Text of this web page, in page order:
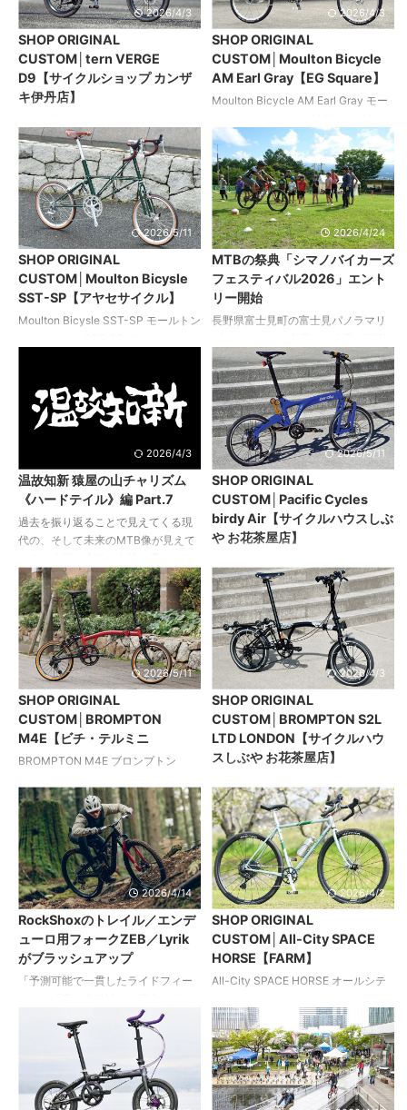
んでいるオーナー。 ほかに所有して
いる自転車は暗い車体色のモデルが
多かったため「銀ピカの自転車で走
ったら気持ちがいいはず」と一念発
起。 新たな相棒として迎えたバーデ
ィークラシックエヴォには、カラー
光沢を放つブリランテシルバーを選
択した。 あえてバトンホイールの ...
ル。 「長くつき合う」ことに主軸を
置いたカスタムのコンセプトから、
フェンダーやテンショナーを樹脂パ
ーツからアルミパーツに換装するな
ど、その方向性は明確化されてい
る。 モノトーンの車体色にカラーパ
しつつ、ワンポイントとしてヘッド
パーツにのみピンクのアイテムを ...
2026/4/3
SHOP ORIGINAL
CUSTOM│tern VERGE
D9【サイクルショップ カンザ
キ伊丹店】
D9 冒険旅を可能にする折りたたみグ
ラベルバイク 「折りたたみできるグ
ラベルミニベロ」をコンセプトにし
たショップのデモバイク。ノーマル
のフラットバーからドロップハンド
ル化し、駆動系のコンポーネントは
信頼性の高いシマノのパーツを採用
して2×10段変速へアップグレード。
タイヤ＆ホイールはあえて
ETRTO451からインチダウンし、ワ
イドタイヤをセットすることでグラ
び ...
2026/4/3
SHOP ORIGINAL
CUSTOM│Moulton Bicycle
AM Earl Gray【EG Square】
Moulton Bicycle AM Earl Gray モー
（ブルックス150アニバーサリーエデ
ィション） 希少なアニバーサリーモ
デルをさらなる特別仕様に 複数台の
モールトンを乗り継いでいる女性オ
ーナーがいちばん気に入っていると
いうアールグレイカラーの限定モデ
ル。 2段変速ということもあり、街
乗り仕様としての使い勝手を優先さ
せながら好みのパーツを厳選したカ
スタマイズを施した。代々愛用して
いるシンクロスのクランクをメイン
たアクセサリーや ...
2026/5/11
SHOP ORIGINAL
CUSTOM│Moulton Bicysle
SST-SP【アヤセサイクル】
Moulton Bicysle SST-SP モールトン
にカンパニョーロのコンポーネント
を主とするシルバーパーツを組み合
わせることで、車体に美しいコント
ラストを生み出す。アヤセサイクル
が得意とする手法ながら、すでにデ
ッドストックとなったアイテムが大
半で、同様のスペックで仕上げるこ
とは困難。 これも豊富なパーツのス
トックとノウハウを有する、同店な
トックパーツ単体での販売はさ ...
2026/4/24
MTBの祭典「シマノバイカーズ
フェスティバル2026」エント
リー開始
長野県富士見町の富士見パノラマリ
イベント「シマノバイカーズフェス
ティバル」。各種目のエントリーが
開始されました。 以下、プレスリリ
ースより。 株式会社シマノは2026年
7月25日（土）、26日（日）の2日間
にわたり、長野県富士見町の富士見
パノラマリゾートをメイン会場とし
て「第34回シマノバイカーズフェス
ティバル」を開催いたします。 フィ
ールドは八ヶ岳と南アルプスの大自
然 レースもツアーライドもイベント
す オフロードバイクの楽しさを、も
っと多く ...
2026/4/3
温故知新 猿屋の山チャリズム
《ハードテイル》編 Part.7
過去を振り返ることで見えてくる現
代の、そして未来のMTB像が見えて
デルをテーマに取り上げつつ、MTB
本来の楽しさについてノリさんから
お話をうかがいました。 今泉紀夫 ワ
ークショップモンキー店主。MTB 誕
生以前からそのシーンのすべてを見
てきたまさに歴史の生き証人。日本
人による日本のフィールドにマッチ
する日本人のためのフレーム、モン
キーシリーズの開発にも意欲的。
http://www.monkey-magic.com/ 今
回は「ハードテイルじゃダメなの
2026/5/11
SHOP ORIGINAL
CUSTOM│Pacific Cycles
birdy Air【サイクルハウスしぶ
や お花茶屋店】
クサイクルズ バーディーエア 個性
が際立つオーダーカラーのフルカス
タム仕様 鮮やかなブルーが目を引く
フレームはカドワキコーティングに
よるもの。 前後サスペンションやキ
ャスター＆台座のほか、随所にゴー
ルドのパーツを散りばめることで存
在感を高めた。オーナーはカスタム
ありきのベースとして購入したた
め、フレーム系以外に純正のパーツ
は残っていないという。 足まわりの
ク化されるなど、輪行先での長距離
走行を見据えたスペックに。 ...
2026/5/11
SHOP ORIGINAL
CUSTOM│BROMPTON
M4E【ビチ・テルミニ
BROMPTON M4E ブロンプトン
手練のカスタム 自らパーツ交換を楽
しむオーナーがビチ・テルミニに4
速化を依頼。ブロンプトンらしさを
損なわないシンプルなカスタマイズ
を得意とする同店がきめ細やかなノ
ウハウをつぎ込んだ。 オリジナルの
ハブとシマノのコグを使用し、シフ
ターのセッティングにも工夫を施す
ことで精度の高い変速性能を実現。
店主が同様のパーツを用いテストを
繰り返したからこそ、気づいたウイ
逃せない。ブロンプトンアップグレ
ードの見本 ...
2026/4/3
SHOP ORIGINAL
CUSTOM│BROMPTON S2L
LTD LONDON【サイクルハウ
スしぶや お花茶屋店】
ロンプトン S2L リミテッドロンド
ン ブラックパーツにこだわった外装
7段変速仕様 ベース車両は2012 年の
限定モデルとして注目を集めたリミ
テッドロンドン。内装5 段ハブをイ
ンストールするなどオーナーは以前
からカスタムに積極的だったが、シ
ョップ主催のツアーへ参加した際に
リアまわりの重さを痛感すること
に。 新たにハブスミスのホイールと
H＆H の変速システムを組み込むこと
へとアップデートを図った。ディテ
ールに至るまで黒色のパー ...
2026/4/14
RockShoxのトレイル／エンデ
ューロ用フォークZEB／Lyrik
がブラッシュアップ
「予測可能で一貫したライドフィー
めに、エアスプリングを中心に設計
全体を再構築されたRockShoxのトレ
イル／エンデューロ用サスペンショ
ンフォークが登場した。 さらなるブ
ラッシュアップを受けたこの新型
2026/4/2
SHOP ORIGINAL
CUSTOM│All-City SPACE
HORSE【FARM】
All-City SPACE HORSE オールシテ
役割も果たす店長の新たな相棒 「1度
はオールシティのバイクを所有して
みたかった」というファームの店長
が自身の愛車とするべく、ショップ
のテストバイクを兼ねて新たに組み